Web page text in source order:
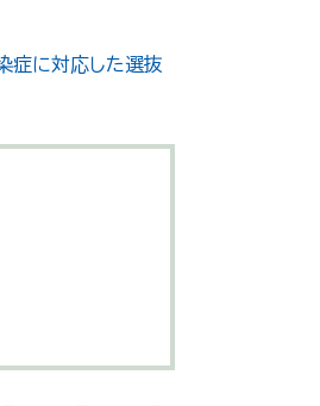
症に対応した選抜